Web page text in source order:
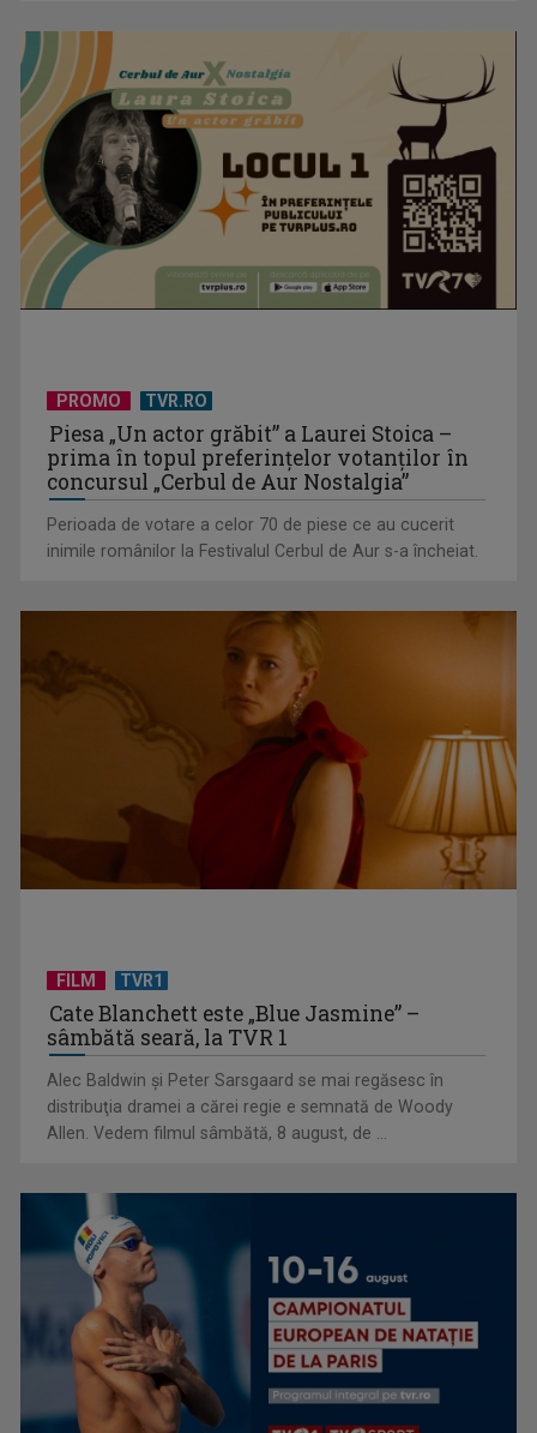
EVENIMENT ESTIVAL - Taberele ARC – Acolo unde începe
ACASĂ
TVR lansează un apel pentru proiecte de emisiuni
"Robin Hood"-ul serialelor coreene: "Iljimae, hoţul fantomă",
Un reper al cinematografiei mondiale, la TVR Cultural:
„Roma, oraș deschis”
PROMO TVR.RO
Piesa „Un actor grăbit” a Laurei Stoica –
prima în topul preferinţelor votanţilor în
concursul „Cerbul de Aur Nostalgia”
Perioada de votare a celor 70 de piese ce au cucerit
inimile românilor la Festivalul Cerbul de Aur s-a încheiat.
FILM TVR1
Cate Blanchett este „Blue Jasmine” –
sâmbătă seară, la TVR 1
Alec Baldwin şi Peter Sarsgaard se mai regăsesc în
distribuţia dramei a cărei regie e semnată de Woody
Allen. Vedem filmul sâmbătă, 8 august, de ...